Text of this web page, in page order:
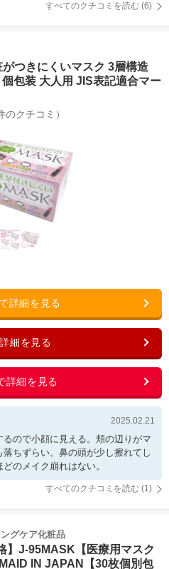
すべてのクチコミを読む (6)
つきにくいマスク 3層構造
包装 大人用 JIS表記適合マー
のクチコミ）
2025.02.21
ので小顔に見える。頬の辺りがマ
ちずらい。鼻の頭が少し擦れてし
のメイク崩れはない。
すべてのクチコミを読む (1)
グケア化粧品
】J-95MASK【医療用マスク
IN JAPAN【30枚個別包